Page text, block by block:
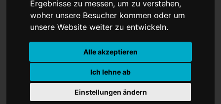
Ergebnisse zu messen, um zu verstehen,
woher unsere Besucher kommen oder um
unsere Website weiter zu entwickeln.
Alle akzeptieren
Ich lehne ab
Einstellungen ändern